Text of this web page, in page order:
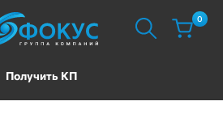
Получить КП
0